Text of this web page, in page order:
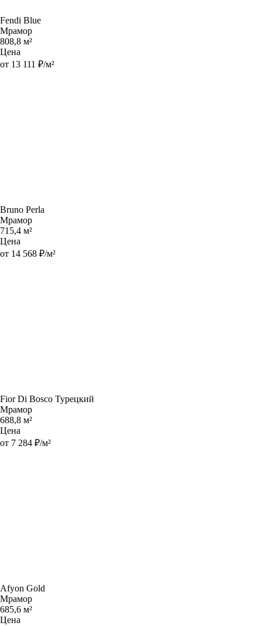
Fendi Blue
Мрамор
808,8 м²
Цена
от 13 111 ₽/м²
Bruno Perla
Мрамор
715,4 м²
Цена
от 14 568 ₽/м²
Fior Di Bosco Турецкий
Мрамор
688,8 м²
Цена
от 7 284 ₽/м²
Afyon Gold
Мрамор
685,6 м²
Цена